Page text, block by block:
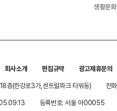
생활문
회사소개 편집규약
광고제휴문의
층(한강로3가,센트럴파크 타워동)
전
등록번호: 서울 아00055